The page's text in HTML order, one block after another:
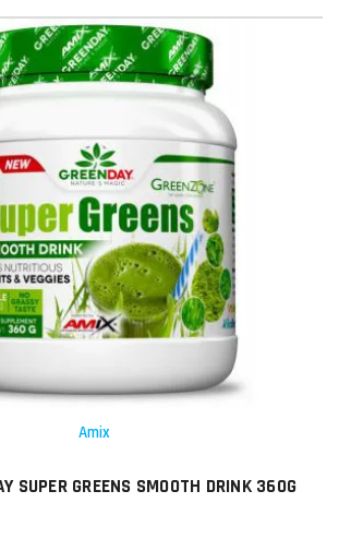
Amix
SUPER GREENS SMOOTH DRINK 360G